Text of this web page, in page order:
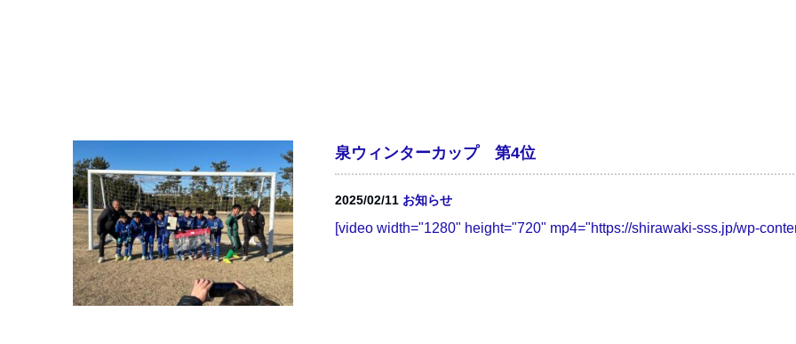
泉ウィンターカップ 第4位
2025/02/11 お知らせ
[video width="1280" height="720" mp4="https://shirawaki-sss.jp/wp-